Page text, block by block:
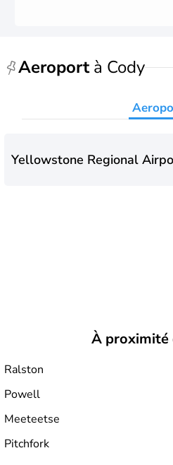
Aeroportà Cody
Yellowstone Regional
À proximité
Ralston
Powell
Meeteetse
Pitchfork